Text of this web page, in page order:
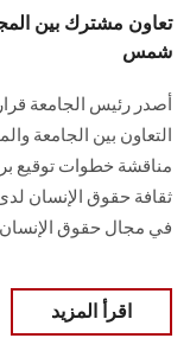
تعاون مشترك بين
شمس
أصدر رئيس الجامعة
التعاون بين الجامعة
مناقشة خطوات توقيع
ثقافة حقوق الإنسان
في مجال حقوق الإنسان
اقرأ المزيد